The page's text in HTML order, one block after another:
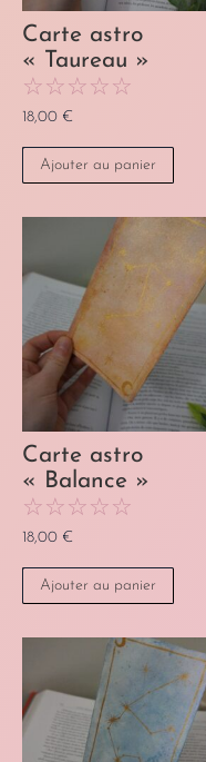
Carte astro
« Taureau »
☆☆☆☆☆
18,00 €
Ajouter au panier
Carte astro
« Balance »
☆☆☆☆☆
18,00 €
Ajouter au panier